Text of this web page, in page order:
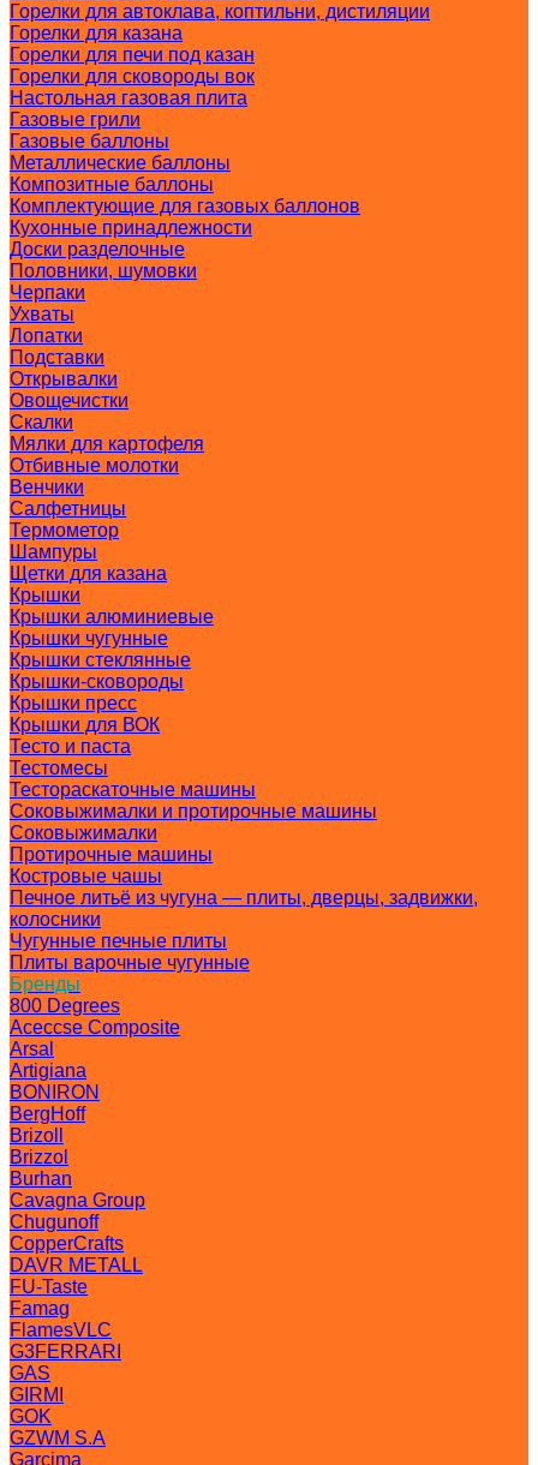
Горелки для автоклава, коптильни, дистиляции
Горелки для казана
Горелки для печи под казан
Горелки для сковороды вок
Настольная газовая плита
Газовые грили
Газовые баллоны
Металлические баллоны
Композитные баллоны
Комплектующие для газовых баллонов
Кухонные принадлежности
Доски разделочные
Половники, шумовки
Черпаки
Ухваты
Лопатки
Подставки
Открывалки
Овощечистки
Скалки
Мялки для картофеля
Отбивные молотки
Венчики
Салфетницы
Термометор
Шампуры
Щетки для казана
Крышки
Крышки алюминиевые
Крышки чугунные
Крышки стеклянные
Крышки-сковороды
Крышки пресс
Крышки для ВОК
Тесто и паста
Тестомесы
Тестораскаточные машины
Соковыжималки и протирочные машины
Соковыжималки
Протирочные машины
Костровые чашы
Печное литьё из чугуна — плиты, дверцы, задвижки,
колосники
Чугунные печные плиты
Плиты варочные чугунные
Бренды
800 Degrees
Aceccse Composite
Arsal
Artigiana
BONIRON
BergHoff
Brizoll
Brizzol
Burhan
Cavagna Group
Chugunoff
CopperCrafts
DAVR METALL
FU-Taste
Famag
FlamesVLC
G3FERRARI
GAS
GIRMI
GOK
GZWM S.A
Garcima